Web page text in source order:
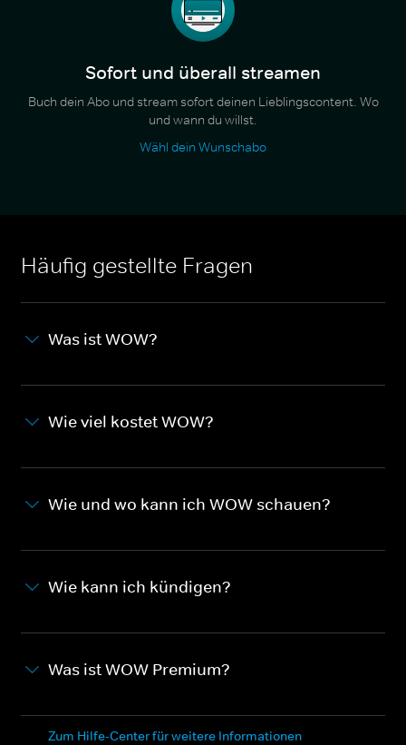
Sofort und überall streamen
Buch dein Abo und stream sofort deinen Lieblingscontent. Wo
und wann du willst.
Wähl dein Wunschabo
Häufig gestellte Fragen
Was ist WOW?
Wie viel kostet WOW?
Wie und wo kann ich WOW schauen?
Wie kann ich kündigen?
Was ist WOW Premium?
Zum Hilfe-Center für weitere Informationen